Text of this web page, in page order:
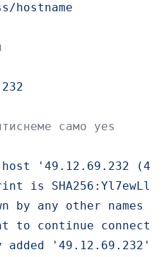
hostname
само yes
host '49.12.69.232
is
by any other names
to continue
added ' 49.12.69.232 '